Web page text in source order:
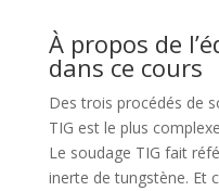
À propos de
dans ce cours
Des trois procédés de
TIG est le plus
Le soudage TIG fait
inerte de tungstène. Et